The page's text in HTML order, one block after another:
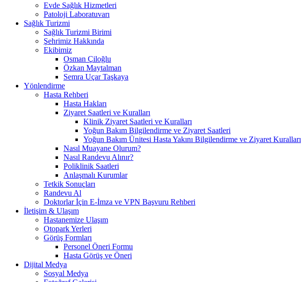
Evde Sağlık Hizmetleri
Patoloji Laboratuvarı
Sağlık Turizmi
Sağlık Turizmi Birimi
Şehrimiz Hakkında
Ekibimiz
Osman Çiloğlu
Özkan Maytalman
Semra Uçar Taşkaya
Yönlendirme
Hasta Rehberi
Hasta Hakları
Ziyaret Saatleri ve Kuralları
Klinik Ziyaret Saatleri ve Kuralları
Yoğun Bakım Bilgilendirme ve Ziyaret Saatleri
Yoğun Bakım Ünitesi Hasta Yakını Bilgilendirme ve Ziyaret Kuralları
Nasıl Muayane Olurum?
Nasıl Randevu Alınır?
Poliklinik Saatleri
Anlaşmalı Kurumlar
Tetkik Sonuçları
Randevu Al
Doktorlar İçin E-İmza ve VPN Başvuru Rehberi
İletişim & Ulaşım
Hastanemize Ulaşım
Otopark Yerleri
Görüş Formları
Personel Öneri Formu
Hasta Görüş ve Öneri
Dijital Medya
Sosyal Medya